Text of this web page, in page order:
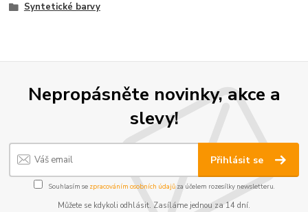
Syntetické barvy
Nepropásněte novinky, akce a
slevy!
Přihlásit se
Souhlasím se zpracováním osobních údajůza účelem rozesílky newsletteru.
Můžete se kdykoli odhlásit. Zasíláme jednou za 14 dní.